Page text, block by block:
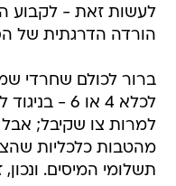
לעשות זאת - לקבוע
הורדה הדרגתית של
ברור לכולם שחרדי
לכלא 4 או 6
למרות צו שקיבל; אבל
מהטבות כלכליות
תשלומי המיסים.